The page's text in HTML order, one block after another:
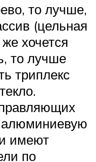
то лучше,
(цельная
хочется
то лучше
триплекс
имеют
по